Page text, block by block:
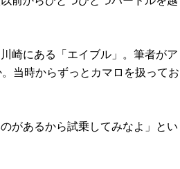
崎にある「エイブル」。筆者がア
当時からずっとカマロを扱ってお
があるから試乗してみなよ」とい